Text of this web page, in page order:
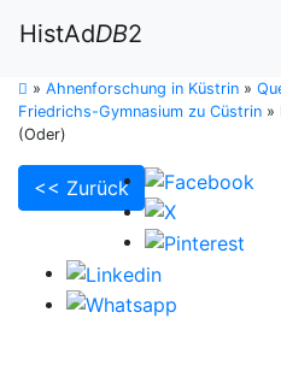
HistAdDB2
» Ahnenforschung in Küstrin »
Friedrichs-Gymnasium zu Cüstrin »
(Oder)
<< Zurück